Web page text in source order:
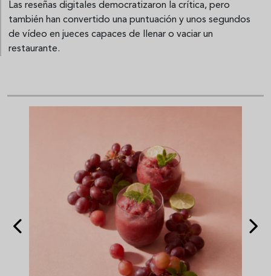
Las reseñas digitales democratizaron la crítica, pero
también han convertido una puntuación y unos segundos
de vídeo en jueces capaces de llenar o vaciar un
restaurante.